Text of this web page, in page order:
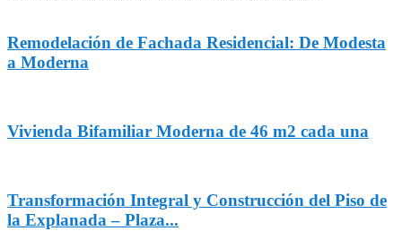
Remodelación de Fachada Residencial: De Modesta
a Moderna
Vivienda Bifamiliar Moderna de 46 m2 cada una
Transformación Integral y Construcción del Piso de
la Explanada – Plaza...